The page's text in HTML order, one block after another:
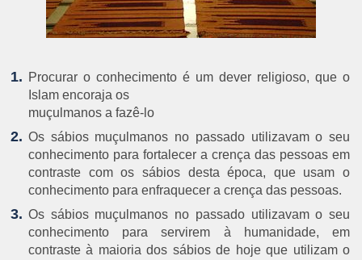
Procurar o conhecimento é um dever religioso, que o
Islam encoraja os
muçulmanos a fazê-lo
Os sábios muçulmanos no passado utilizavam o seu
conhecimento para fortalecer a crença das pessoas em
contraste com os sábios desta época, que usam o
conhecimento para enfraquecer a crença das pessoas.
Os sábios muçulmanos no passado utilizavam o seu
conhecimento para servirem à humanidade, em
contraste à maioria dos sábios de hoje que utilizam o